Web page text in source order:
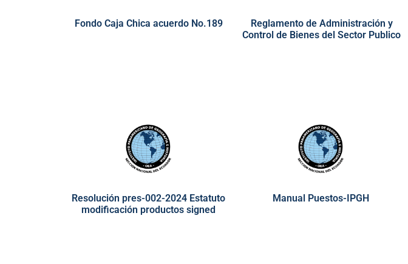
Fondo Caja Chica acuerdo No.189
Reglamento de Administración y
Control de Bienes del Sector Publico
Resolución pres-002-2024 Estatuto
modificación productos signed
Manual Puestos-IPGH